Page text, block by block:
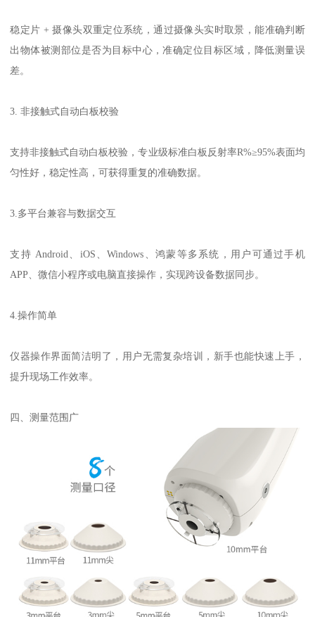
稳定片 +摄像头双重定位系统，通过摄像头实时取景，能准确判断
出物体被测部位是否为目标中心，准确定位目标区域，降低测量误
差。
3.非接触式自动白板校验
支持非接触式自动白板校验，专业级标准白板反射率R%≥95%表面均
匀性好，稳定性高，可获得重复的准确数据。
3. 多平台兼容与数据交互
支持 Android iOS 、Windows 、鸿蒙等多系统，用户可通过手机
APP 、微信小程序或电脑直接操作，实现跨设备数据同步。
4.操作简单
仪器操作界面简洁明了，用户无需复杂培训，新手也能快速上手，
提升现场工作效率。
四、测量范围广